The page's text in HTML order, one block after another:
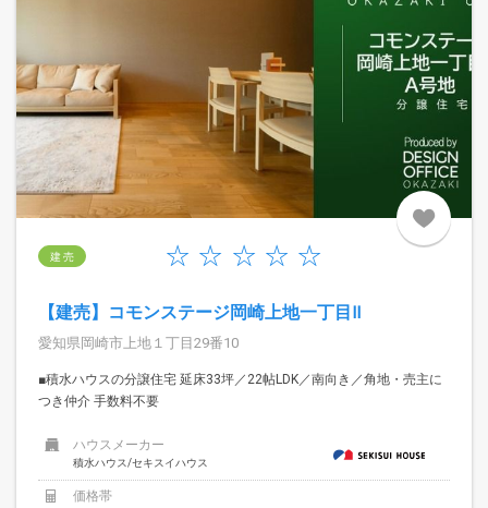
建 売
【建売】コモンステージ岡崎上地一丁目Ⅱ
愛知県岡崎市上地１丁目29番10
■積水ハウスの分譲住宅 延床33坪／22帖LDK／南向き／角地・売主に
つき仲介 手数料不要
ハウスメーカー
積水ハウス/セキスイハウス
価格帯